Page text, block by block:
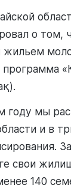
о том,
жильем
программа
мы
и в
свои
140